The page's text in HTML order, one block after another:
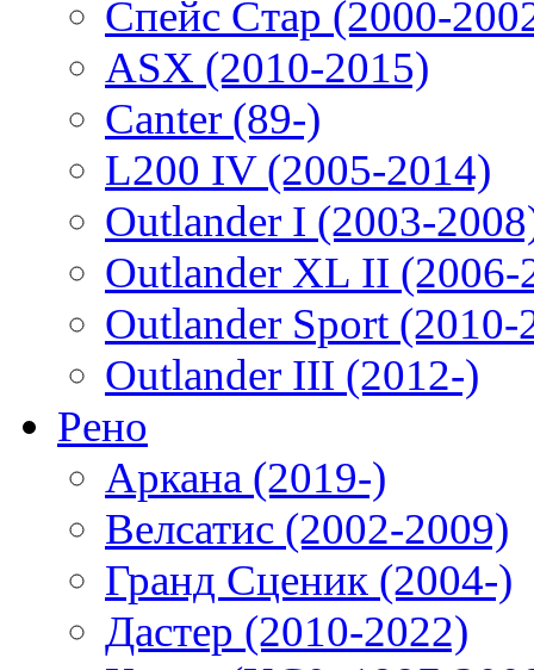
Спейс Стар (2000-
ASX (2010-2015)
Canter (89-)
L200 IV (2005-2014)
Outlander I (2003-
Outlander XL II (2006-
Outlander Sport (2010-
Outlander III (2012-)
Рено
Аркана (2019-)
Велсатис (2002-2009)
Гранд Сценик (2004-)
Дастер (2010-2022)